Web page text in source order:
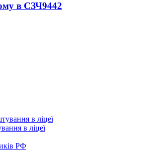
в СЗЧ9442
в ліцеї
РФ